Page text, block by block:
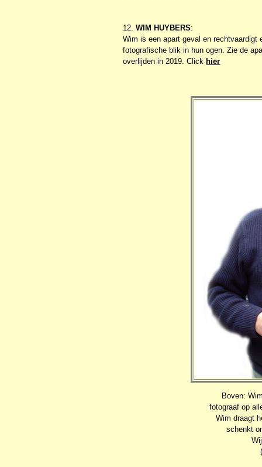
12.WIM HUYBERS:
Wim is een apart geval en rechtvaardigt
fotografische blik in hun ogen. Zie de
overlijden in 2019. Click hier
Boven:
fotograaf op
Wim draagt
schenkt